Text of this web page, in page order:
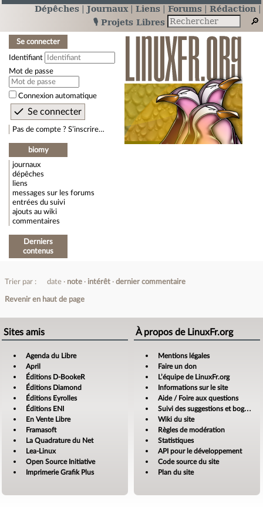
Dépêches Journaux Liens Forums
Rédaction
🎙️ Projets Libres
Se connecter
Identifiant
Mot de passe
Connexion automatique
Pas de compte ? S’inscrire…
biomy
journaux
dépêches
liens
messages sur les forums
entrées du suivi
ajouts au wiki
commentaires
Derniers
contenus
Trier par : date note intérêt dernier commentaire
Revenir en haut de page
Sites amis
Agenda du Libre
April
Éditions D-BookeR
Éditions Diamond
Éditions Eyrolles
Éditions ENI
En Vente Libre
Framasoft
La Quadrature du Net
Lea-Linux
Open Source Initiative
Imprimerie Grafik Plus
À propos de LinuxFr.org
Mentions légales
Faire un don
L’équipe de LinuxFr.org
Informations sur le site
Aide / Foire aux questions
Suivi des suggestions et bogues
Wiki du site
Règles de modération
Statistiques
API pour le développement
Code source du site
Plan du site